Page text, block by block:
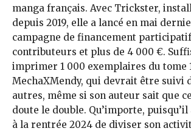
manga français. Avec Trickster,
depuis 2019, elle a lancé en mai
campagne de financement
contributeurs et plus de 4 000 €.
imprimer 1 000 exemplaires du tome
MechaXMendy, qui devrait être suivi
autres, même si son auteur sait que
doute le double. Qu’importe,
à la rentrée 2024 de diviser son